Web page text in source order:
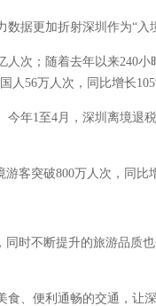
更加折射深圳作为“入
；随着去年以来240
人56万人次，同比增长
1至4月，深圳离境退税
突破800万人次，同比
不断提升的旅游品质
便利通畅的交通，让